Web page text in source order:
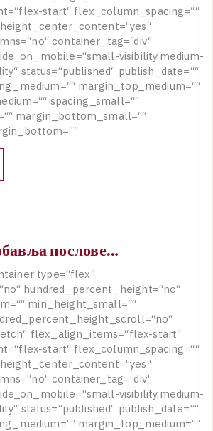
t=“flex-start“ flex column _spacing=““
height center_ content=“yes“
mns=“no“ container_ tag=“div“
ide_on mobile=“small-visibility,medium-
lity“ status=“published“ publish date=““
ng medium=““ margin top_ medium=““
edium=““ spacing small=““
““ margin bottom _small=““
gin bottom=““
послове…
tainer type=“flex“
“no“ hundred percent height=“no“
m=““ min height small=““
dred percent height scroll=“no“
etch“ flex align _items=“flex-start“
t=“flex-start“ flex column _spacing=““
height center_ content=“yes“
mns=“no“ container_ tag=“div“
ide_on mobile=“small-visibility,medium-
lity“ status=“published“ publish date=““
ng medium=““ margin top_ medium=““